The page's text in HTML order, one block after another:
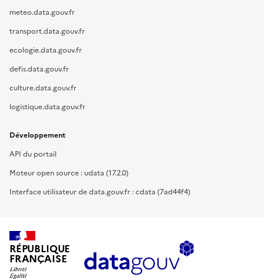
meteo.data.gouv.fr
transport.data.gouv.fr
ecologie.data.gouv.fr
defis.data.gouv.fr
culture.data.gouv.fr
logistique.data.gouv.fr
Développement
API du portail
Moteur open source : udata (17.2.0)
Interface utilisateur de data.gouv.fr : cdata (7ad44f4)
RÉPUBLIQUE
FRANÇAISE